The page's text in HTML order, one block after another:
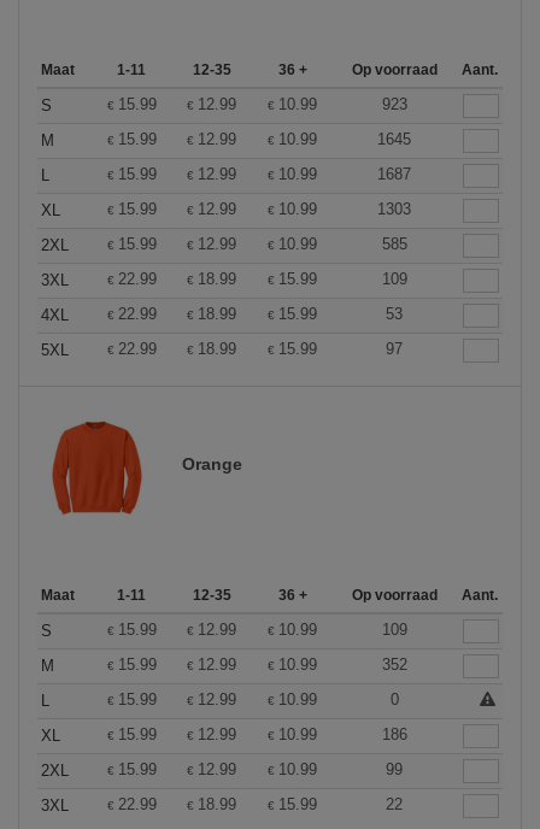
Maat 1-11 12-35 36 + Op voorraad Aant.
S € 15.99 € 12.99 € 10.99
923
M
€ 15.99 € 12.99 € 10.99
1645
L
€ 15.99 € 12.99 € 10.99
1687
XL
€ 15.99 € 12.99 € 10.99
1303
2XL
€ 15.99 € 12.99 € 10.99
585
3XL
€ 22.99 € 18.99 € 15.99
109
4XL
€ 22.99 € 18.99 € 15.99
53
5XL
€ 22.99 € 18.99 € 15.99 97
Orange
Maat 1-11 12-35 36 + Op voorraad Aant.
S € 15.99 € 12.99 € 10.99
109
M
€ 15.99 € 12.99 € 10.99
352
L
€ 15.99 € 12.99 € 10.99
0
XL
€ 15.99 € 12.99 € 10.99
186
2XL
€ 15.99 € 12.99 € 10.99
99
3XL
€ 22.99 € 18.99 € 15.99 22